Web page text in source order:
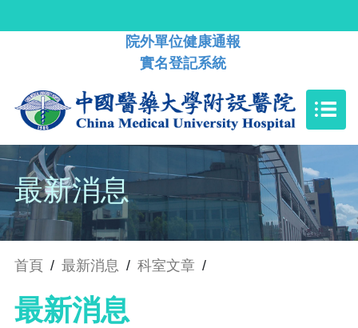
院外單位健康通報
實名登記系統
最新消息
首頁 / 最新消息 / 科室文章 /
最新消息